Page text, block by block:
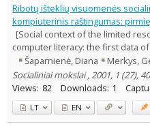
Ribotų išteklių visuomenės
kompiuterinis raštingumas:
[Social context of the limited
computer literacy: the first data
Šaparnienė, Diana
Merkys,
Socialiniai mokslai , 2001, 1 (27),
Views: 82 Downloads: 1
LT EN